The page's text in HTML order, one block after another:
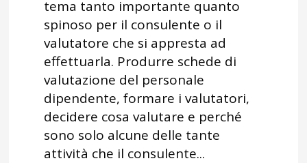
tema tanto importante quanto
spinoso per il consulente o il
valutatore che si appresta ad
effettuarla. Produrre schede di
valutazione del personale
dipendente, formare i valutatori,
decidere cosa valutare e perché
sono solo alcune delle tante
attività che il consulente...